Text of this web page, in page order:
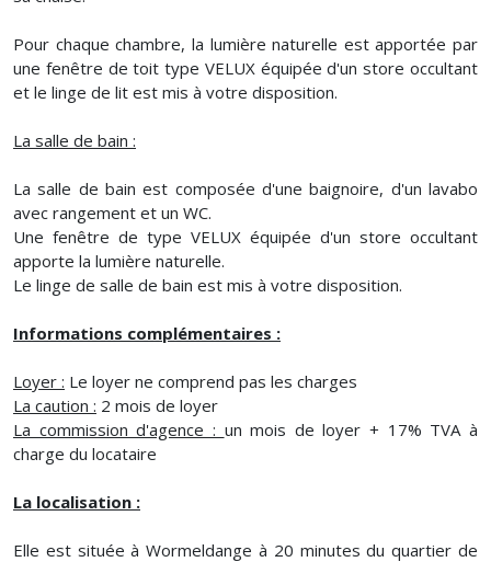
Pour chaque chambre, la lumière naturelle est apportée par
une fenêtre de toit type VELUX équipée d'un store occultant
et le linge de lit est mis à votre disposition.
La salle de bain :
La salle de bain est composée d'une baignoire, d'un lavabo
avec rangement et un WC.
Une fenêtre de type VELUX équipée d'un store occultant
apporte la lumière naturelle.
Le linge de salle de bain est mis à votre disposition.
Informations complémentaires :
Loyer : Le loyer ne comprend pas les charges
La caution : 2 mois de loyer
La commission d'agence : un mois de loyer + 17% TVA à
charge du locataire
La localisation :
Elle est située à Wormeldange à 20 minutes du quartier de